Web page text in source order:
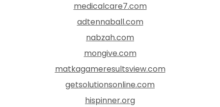
medicalcare7.com
adtennaball.com
nabzah.com
mongive.com
matkagameresultsview.com
getsolutionsonline.com
hispinner.org